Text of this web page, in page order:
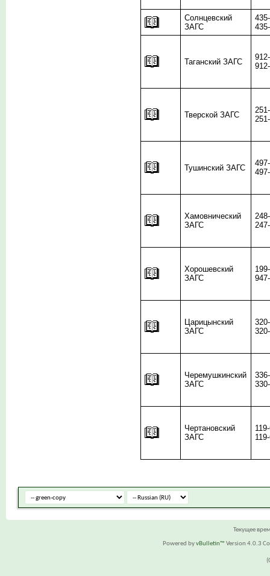
Солнцевский
ЗАГС
Таганский ЗАГС
Тверской ЗАГС
Тушинский ЗАГС
Хамовнический
ЗАГС
Хорошевский
ЗАГС
Царицынский
ЗАГС
Черемушкинский
ЗАГС
Чертановский
ЗАГС
Текущее
Powered byvBulletin™ Version 4.0.3